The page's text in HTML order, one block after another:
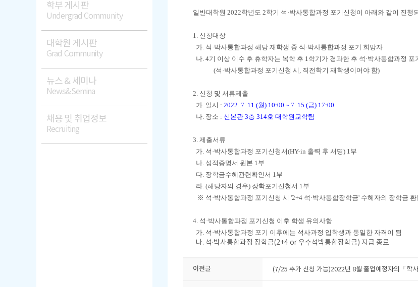
학부 게시판
Undergrad Community
대학원 게시판
Grad Community
뉴스 & 세미나
News&Semina
채용 및 취업정보
Recruiting
일반대학원 2022학년도 2학기 석·박사통합과정 포기신청이 아래와 같이 진행
1. 신청대상
가. 석·박사통합과정 해당 재학생 중 석·박사통합과정 포기 희망자
나. 4기 이상 이수 후 휴학자는 복학 후 1학기가 경과한 후 석·박사통합과정 포
(석·박사통합과정 포기신청 시, 직전학기 재학생이어야 함)
2. 신청 및 서류제출
가. 일시 : 2022. 7. 11.(월) 10:00 ~ 7. 15.(금) 17:00
나. 장소 : 신본관 3층 314호 대학원교학팀
3. 제출서류
가. 석·박사통합과정 포기신청서(HY-in 출력 후 서명) 1부
나. 성적증명서 원본 1부
다. 장학금수혜관련확인서 1부
라. (해당자의 경우) 장학포기신청서 1부
※ 석·박사통합과정 포기신청 시 '2+4 석·박사통합장학금' 수혜자의 장학금
4. 석·박사통합과정 포기신청 이후 학생 유의사항
가. 석·박사통합과정 포기 이후에는 석사과정 입학생과 동일한 자격이 됨
나. 석·박사통합과정 장학금(2+4 or 우수석박통합장학금) 지급 종료
이전글 (7/25 추가 신청 가능)2022년 8월 졸업예정자의「학